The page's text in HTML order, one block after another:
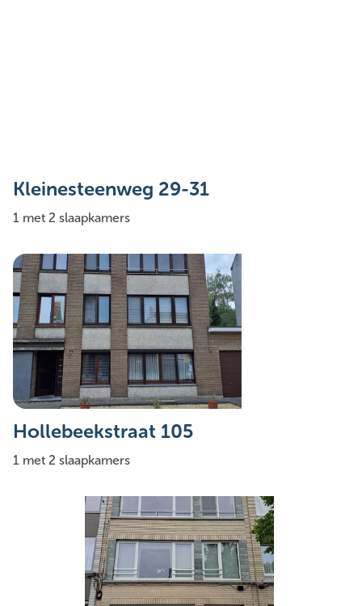
Kleinesteenweg 29-31
1 met 2 slaapkamers
Hollebeekstraat 105
1 met 2 slaapkamers